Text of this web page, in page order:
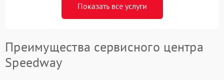
Показать все услуги
Преимущества сервисного центра
Speedway